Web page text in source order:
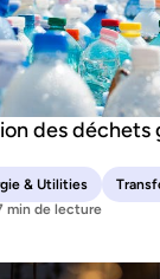
des déchets
& Utilities
min de lecture